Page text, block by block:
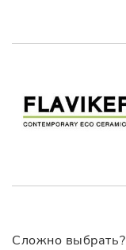
Сложно выбрать?